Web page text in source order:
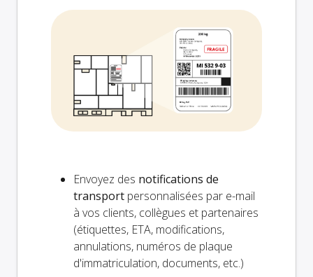
Envoyez des notifications de
transport personnalisées par e-mail
à vos clients, collègues et partenaires
(étiquettes, ETA, modifications,
annulations, numéros de plaque
d'immatriculation, documents, etc.)